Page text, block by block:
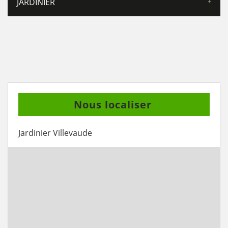
Nous localiser
Jardinier Villevaude